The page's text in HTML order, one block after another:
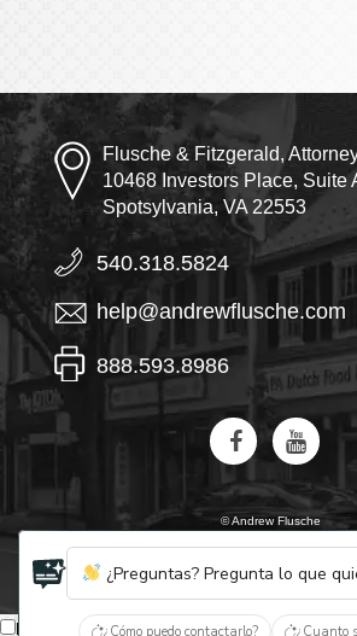
Flusche & Fitzgerald,
10468 Investors Place, Suite
Spotsylvania, VA 22553
540.318.5824
help@andrewflusche.com
888.593.8986
© Andrew Flusche
IA, descubre quiénes son Flusche y
¿Preguntas? Pregunta lo que
¿Cómo puedo contactarlo? ¿Cuanto
Español